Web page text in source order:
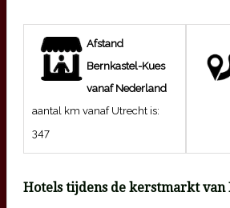
Afstand
Bernkastel-Kues
vanaf Nederland
aantal km vanaf Utrecht is:
347
Hotels tijdens de kerstmarkt van